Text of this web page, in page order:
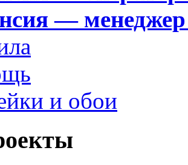
—
и обои